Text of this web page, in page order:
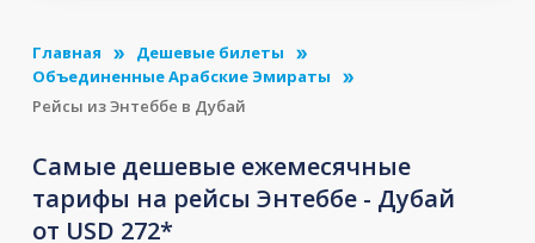
Главная
Дешевые билеты
Объединенные Арабские Эмираты
Рейсы из Энтеббе в Дубай
Самые дешевые ежемесячные
тарифы на рейсы Энтеббе - Дубай
от USD 272*